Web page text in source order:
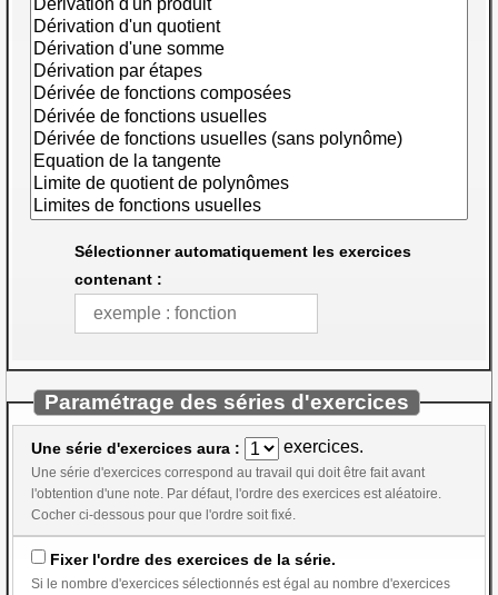
Sélectionner automatiquement les exercices
contenant :
Paramétrage des séries d'exercices
Une série d'exercices aura : exercices.
Une série d'exercices correspond au travail qui doit être fait avant
l'obtention d'une note. Par défaut, l'ordre des exercices est aléatoire.
Cocher ci-dessous pour que l'ordre soit fixé.
Fixer l'ordre des exercices de la série.
Si le nombre d'exercices sélectionnés est égal au nombre d'exercices